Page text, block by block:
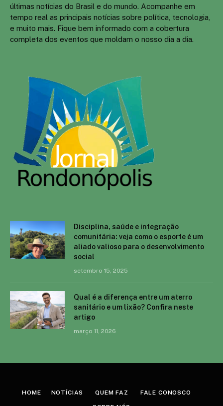
últimas notícias do Brasil e do mundo. Acompanhe em
tempo real as principais notícias sobre política, tecnologia,
e muito mais. Fique bem informado com a cobertura
completa dos eventos que moldam o nosso dia a dia.
Disciplina, saúde e integração
comunitária: veja como o esporte é um
aliado valioso para o desenvolvimento
social
setembro 15, 2025
Qual é a diferença entre um aterro
sanitário e um lixão? Confira neste
artigo
março 11, 2026
HOME NOTÍCIAS QUEM FAZ FALE CONOSCO